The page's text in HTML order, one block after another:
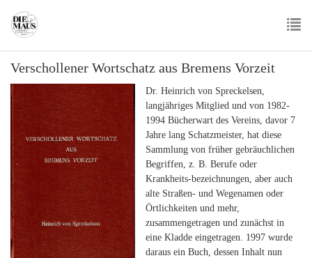
main
Verschollener Wortschatz aus Bremens Vorzeit
Dr. Heinrich von Spreckelsen,
langjähriges Mitglied und von 1982-
1994 Bücherwart des Vereins, davor 7
Jahre lang Schatzmeister, hat diese
Sammlung von früher gebräuchlichen
Begriffen, z. B. Berufe oder
Krankheits-bezeichnungen, aber auch
alte Straßen- und Wegenamen oder
Örtlichkeiten und mehr,
zusammengetragen und zunächst in
eine Kladde eingetragen. 1997 wurde
daraus ein Buch, dessen Inhalt nun